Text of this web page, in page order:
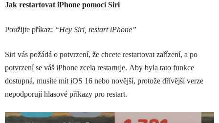
Jak restartovat iPhone pomocí Siri
Použijte příkaz: “Hey Siri, restart iPhone”
Siri vás požádá o potvrzení, že chcete restartovat zařízení, a po
potvrzení se váš iPhone zcela restartuje. Aby byla tato funkce
dostupná, musíte mít iOS 16 nebo novější, protože dřívější verze
nepodporují hlasové příkazy pro restart.